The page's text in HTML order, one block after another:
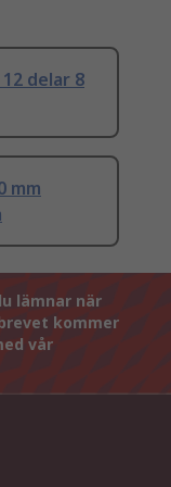
delar 8
mm
lämnar när
kommer
vår